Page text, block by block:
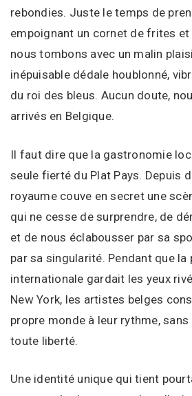
rebondies. Juste le temps de
empoignant un cornet de frites et
nous tombons avec un malin
inépuisable dédale houblonné,
du roi des bleus. Aucun doute,
arrivés en Belgique.
Il faut dire que la gastronomie
seule fierté du Plat Pays. Depuis
royaume couve en secret une
qui ne cesse de surprendre, de
et de nous éclabousser par sa
par sa singularité. Pendant que la
internationale gardait les yeux
New York, les artistes belges
propre monde à leur rythme,
toute liberté.
Une identité unique qui tient